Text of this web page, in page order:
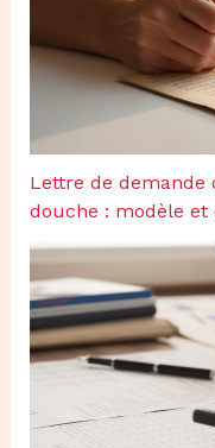
Lettre de demande
douche : modèle et